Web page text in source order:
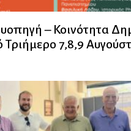
– Κοινότητα
Τριήμερο 7,8,9